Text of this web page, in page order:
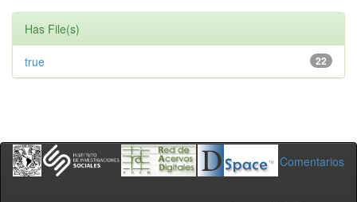
Has File(s)
22
true
Comentarios